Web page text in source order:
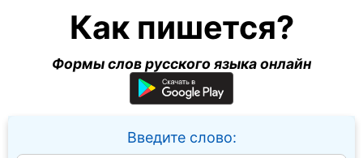
Как пишется?
Формы слов русского языка онлайн
Введите слово: